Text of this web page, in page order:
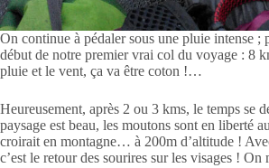
On continue à pédaler sous une pluie intense ;
début de notre premier vrai col du voyage : 8
pluie et le vent, ça va être coton !…
Heureusement, après 2 ou 3 kms, le temps se
paysage est beau, les moutons sont en liberté
croirait en montagne… à 200m d’altitude !
c’est le retour des sourires sur les visages !